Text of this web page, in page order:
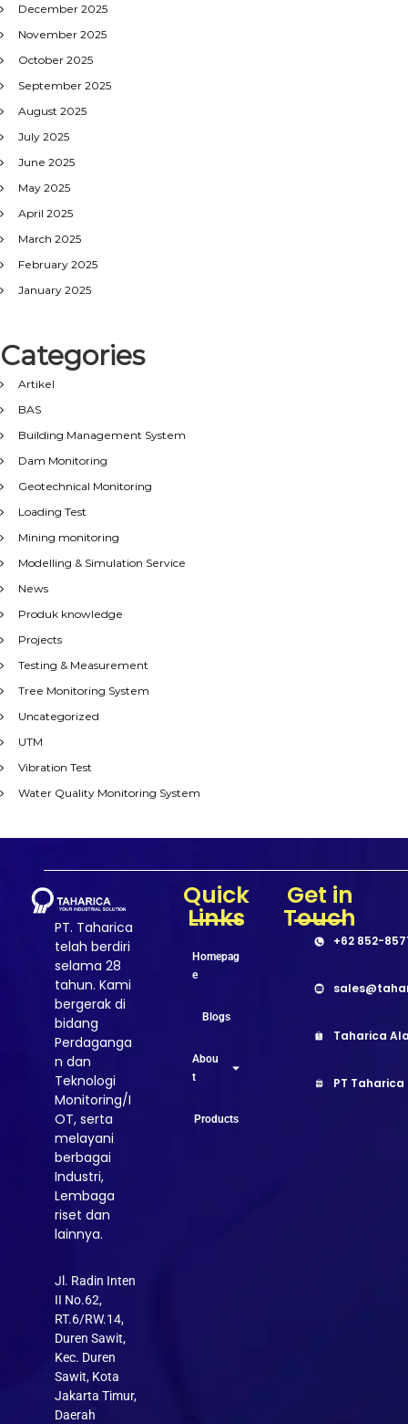
December 2025
November 2025
October 2025
September 2025
August 2025
July 2025
June 2025
May 2025
April 2025
March 2025
February 2025
January 2025
Categories
Artikel
BAS
Building Management System
Dam Monitoring
Geotechnical Monitoring
Loading Test
Mining monitoring
Modelling & Simulation Service
News
Produk knowledge
Projects
Testing & Measurement
Tree Monitoring System
Uncategorized
UTM
Vibration Test
Water Quality Monitoring System
PT. Taharica
telah berdiri
selama 28
tahun. Kami
bergerak di
bidang
Perdaganga
n dan
Teknologi
Monitoring/I
OT, serta
melayani
berbagai
Industri,
Lembaga
riset dan
lainnya.
Jl. Radin Inten
II No.62,
RT.6/RW.14,
Duren Sawit,
Kec. Duren
Sawit, Kota
Jakarta Timur,
Daerah
Quick
Links
Homepag
e
Blogs
Abou
t
Products
Get in
Touch
+62 852-
Taharica
PT Taharica